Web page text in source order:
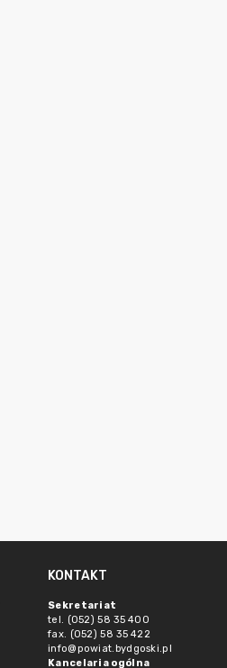
KONTAKT
Sekretariat
tel. (052) 58 35 400
fax. (052) 58 35 422
info@powiat.bydgoski.pl
Kancelaria ogólna